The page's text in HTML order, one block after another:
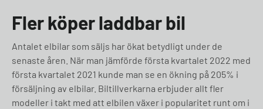
Fler köper laddbarbil
Antalet elbilar som säljs har ökat betydligt under de
senaste åren. När man jämförde första kvartalet 2022 med
första kvartalet 2021 kunde man se en ökning på 205% i
försäljning av elbilar. Biltillverkarna erbjuder allt fler
modeller i takt med att elbilen växer i popularitet runt om i